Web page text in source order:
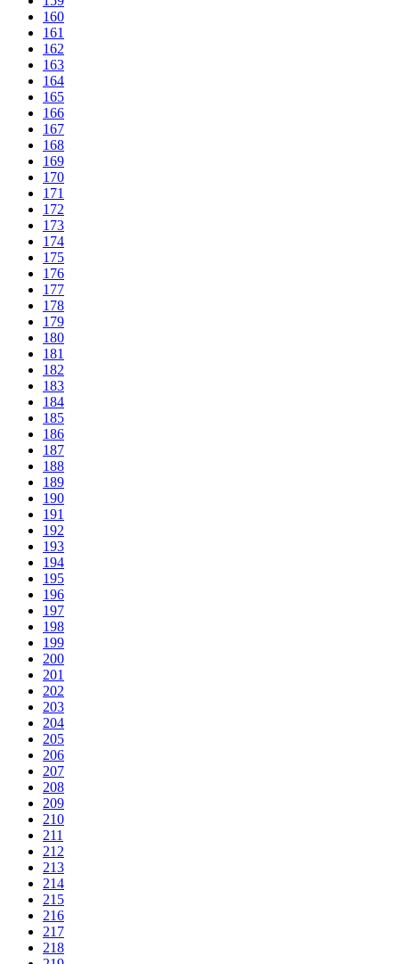
160
161
162
163
164
165
166
167
168
169
170
171
172
173
174
175
176
177
178
179
180
181
182
183
184
185
186
187
188
189
190
191
192
193
194
195
196
197
198
199
200
201
202
203
204
205
206
207
208
209
210
211
212
213
214
215
216
217
218